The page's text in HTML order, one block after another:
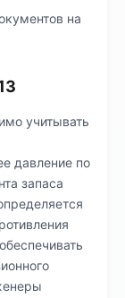
на
учитывать
давление по
запаса